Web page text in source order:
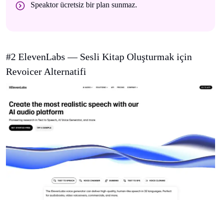
Speaktor ücretsiz bir plan sunmaz.
#2 ElevenLabs — Sesli Kitap Oluşturmak için
Revoicer Alternatifi